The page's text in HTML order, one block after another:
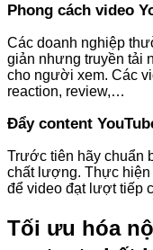
Phong cách video
Các doanh nghiệp
giản nhưng truyền tải
cho người xem. Các
reaction, review,…
Đẩy content
Trước tiên hãy chuẩn
chất lượng. Thực hiện
để video đạt lượt tiếp
Tối ưu hóa